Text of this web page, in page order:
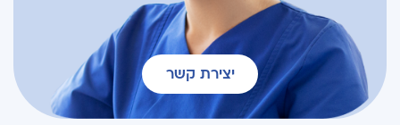
יצירת קשר